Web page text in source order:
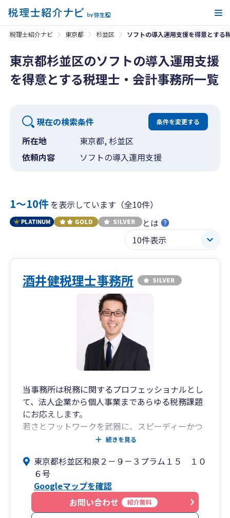
税理士紹介ナビ 東京都 杉並区 ソフトの導入運用支援を得意とする
東京都杉並区のソフトの導入運用支援
を得意とする税理士・会計事務所一覧
現在の検索条件 条件を変更する
所在地
東京都, 杉並区
依頼内容
ソフトの導入運用支援
1〜10件を表示しています（全10件）
とは
酒井健税理士事務所
当事務所は税務に関するプロフェッショナルとし
て、法人企業から個人事業まであらゆる税務課題
にお応えします。
若さとフットワークを武器に、スピーディーかつ
正確な対応を実施しており、顧問先様へは全て代
で、他社のように無資格の従業員が担当になるこ
とはございません。
知識や経験不足の担当者や退職等による担当変更
の煩わしさは皆無です。
節税対策から税務申告業務まで、税に関するお悩
続きを見る
東京都杉並区和泉２－９－３プラム１５ １０
６号
Googleマップを確認
お問い合わせ
紹介無料